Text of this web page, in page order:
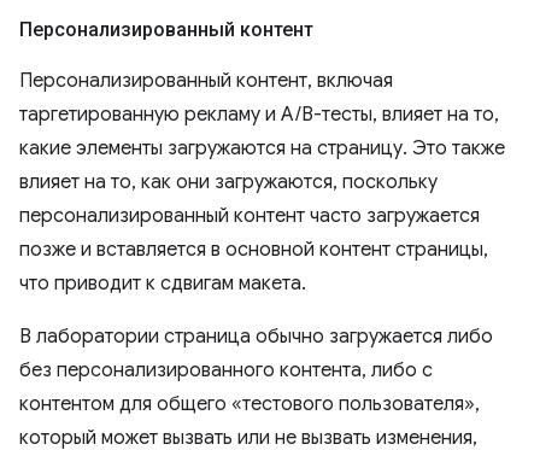
Персонализированный контент
Персонализированный контент, включая
таргетированную рекламу и A/B-тесты, влияет на то,
какие элементы загружаются на страницу. Это также
влияет на то, как они загружаются, поскольку
персонализированный контент часто загружается
позже и вставляется в основной контент страницы,
что приводит к сдвигам макета.
В лаборатории страница обычно загружается либо
без персонализированного контента, либо с
контентом для общего «тестового пользователя»,
который может вызвать или не вызвать изменения,